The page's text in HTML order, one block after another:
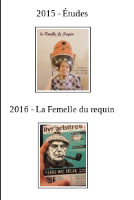
2015 - Études
2016 - La Femelle du requin